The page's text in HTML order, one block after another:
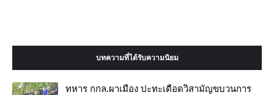
บทความที่ได้รับความนิยม
ทหาร กกล.ผาเมือง ปะทะเดือดวิสามัญขบวนการ